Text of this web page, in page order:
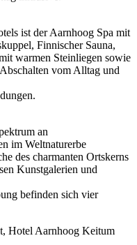
ist der Aarnhoog Spa mit
Finnischer Sauna,
warmen Steinliegen sowie
vom Alltag und
an
im Weltnaturerbe
des charmanten Ortskerns
Kunstgalerien und
befinden sich vier
Hotel Aarnhoog Keitum